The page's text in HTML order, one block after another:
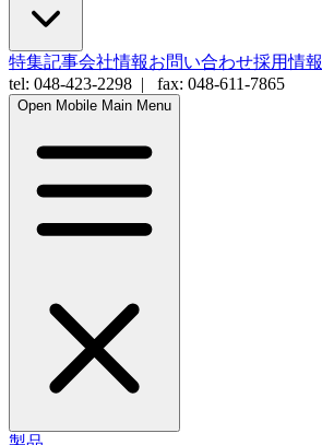
特集記事会社情報お問い合わせ採用情報
tel: 048-423-2298 | fax: 048-611-7865
Open Mobile Main Menu